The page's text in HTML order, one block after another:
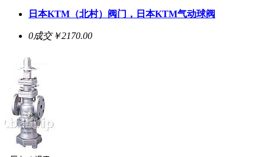
日本KTM（北村）阀门，日本KTM气动球阀
0成交￥2170.00